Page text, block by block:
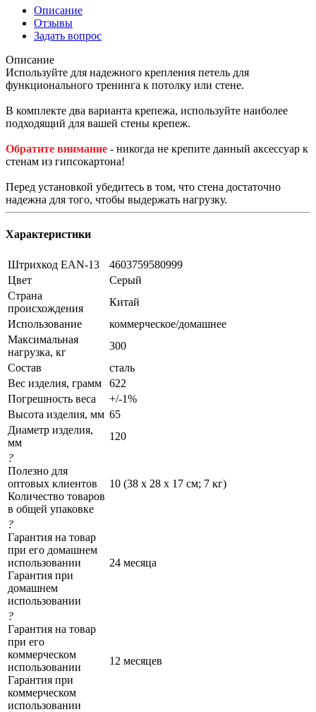
Описание
Отзывы
Задать вопрос
Описание
Используйте для надежного крепления петель для
функционального тренинга к потолку или стене.
В комплекте два варианта крепежа, используйте наиболее
подходящий для вашей стены крепеж.
Обратите внимание - никогда не крепите данный аксессуар к
стенам из гипсокартона!
Перед установкой убедитесь в том, что стена достаточно
надежна для того, чтобы выдержать нагрузку.
Характеристики
Штрихкод EAN-13
4603759580999
Цвет
Серый
Страна
происхождения
Китай
Использование
коммерческое/домашнее
Максимальная
нагрузка, кг
300
Состав
сталь
Вес изделия, грамм
622
Погрешность веса
+/-1%
Высота изделия, мм 65
Диаметр изделия,
мм
120
?
Полезно для
оптовых клиентов
Количество товаров
в общей упаковке
10 (38 х 28 х 17 см; 7 кг)
?
Гарантия на товар
при его домашнем
использовании
Гарантия при
домашнем
использовании
24 месяца
?
Гарантия на товар
при его
коммерческом
использовании
Гарантия при
коммерческом
использовании
12 месяцев